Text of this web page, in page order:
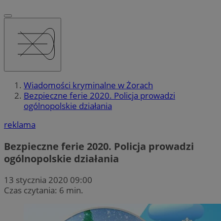
Wiadomości kryminalne w Żorach
Bezpieczne ferie 2020. Policja prowadzi
ogólnopolskie działania
reklama
Bezpieczne ferie 2020. Policja prowadzi
ogólnopolskie działania
13 stycznia 2020 09:00
Czas czytania: 6 min.